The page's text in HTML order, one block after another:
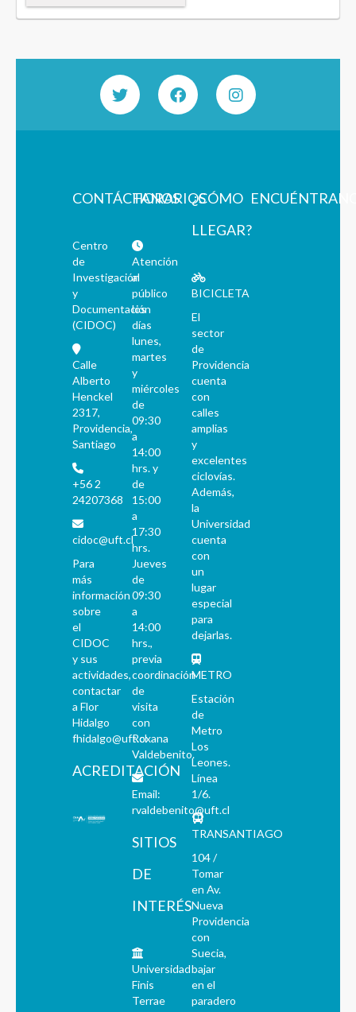
CONTÁCTANOS
Centro
de
Investigación
y
Documentación
(CIDOC)
Calle
Alberto
Henckel
2317,
Providencia,
Santiago
+56 2
24207368
cidoc@uft.cl
Para
más
información
sobre
el
CIDOC
y sus
actividades,
contactar
a Flor
Hidalgo
fhidalgo@uft.cl
ACREDITACIÓN
HORARIOS
Atención
al
público
los
días
lunes,
martes
y
miércoles
de
09:30
a
14:00
hrs. y
de
15:00
a
17:30
hrs.
Jueves
de
09:30
a
14:00
hrs.,
previa
coordinación
de
visita
con
Roxana
Valdebenito.
Email:
rvaldebenito@uft.cl
SITIOS
DE
INTERÉS
Universidad
Finis
Terrae
¿CÓMO
LLEGAR?
BICICLETA
El
sector
de
Providencia
cuenta
con
calles
amplias
y
excelentes
ciclovías.
Además,
la
Universidad
cuenta
con
un
lugar
especial
para
dejarlas.
METRO
Estación
de
Metro
Los
Leones.
Línea
1/6.
TRANSANTIAGO
104 /
Tomar
en Av.
Nueva
Providencia
con
Suecia,
bajar
en el
paradero